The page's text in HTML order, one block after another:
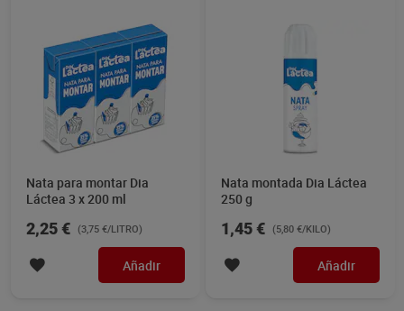
Nata para montar Dia
Láctea 3 x 200 ml
2,25 € (3,75 €/LITRO)
Añadir
Nata montada Dia Láctea
250 g
1,45 € (5,80 €/KILO)
Añadir